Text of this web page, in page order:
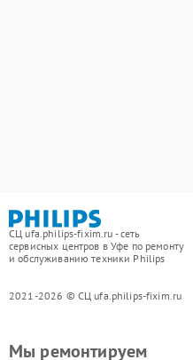
СЦ ufa.philips-fixim.ru - сеть
сервисных центров в Уфе по ремонту
и обслуживанию техники Philips
2021-2026 © СЦ ufa.philips-fixim.ru
Мы ремонтируем